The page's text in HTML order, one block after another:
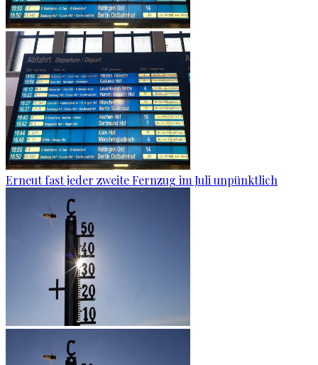
Erneut fast jeder zweite Fernzug im Juli unpünktlich